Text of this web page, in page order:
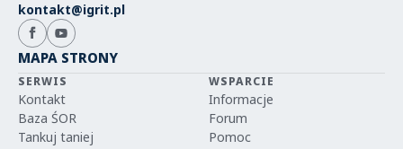
kontakt@igrit.pl
MAPA STRONY
SERWIS
Kontakt
Baza ŚOR
Tankuj taniej
WSPARCIE
Informacje
Forum
Pomoc